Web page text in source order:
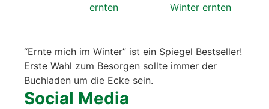
“Ern­te mich im Win­ter” ist ein Spie­gel Best­sel­ler!
Ers­te Wahl zum Besor­gen soll­te immer der
Buch­la­den um die Ecke sein.
Social Media